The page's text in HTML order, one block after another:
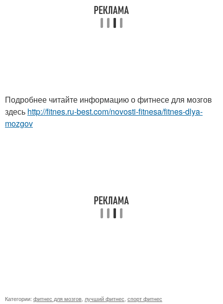
Подробнее читайте информацию о фитнесе для мозгов
здесь http://fitnes.ru-best.com/novosti-fitnesa/fitnes-dlya-
mozgov
Категории: фитнес для мозгов лучший фитнес спорт фитнес